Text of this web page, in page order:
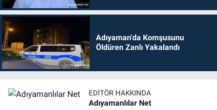
Adıyaman'da Komşusunu
Öldüren Zanlı Yakalandı
EDITÖR HAKKINDA
Adıyamanlılar Net